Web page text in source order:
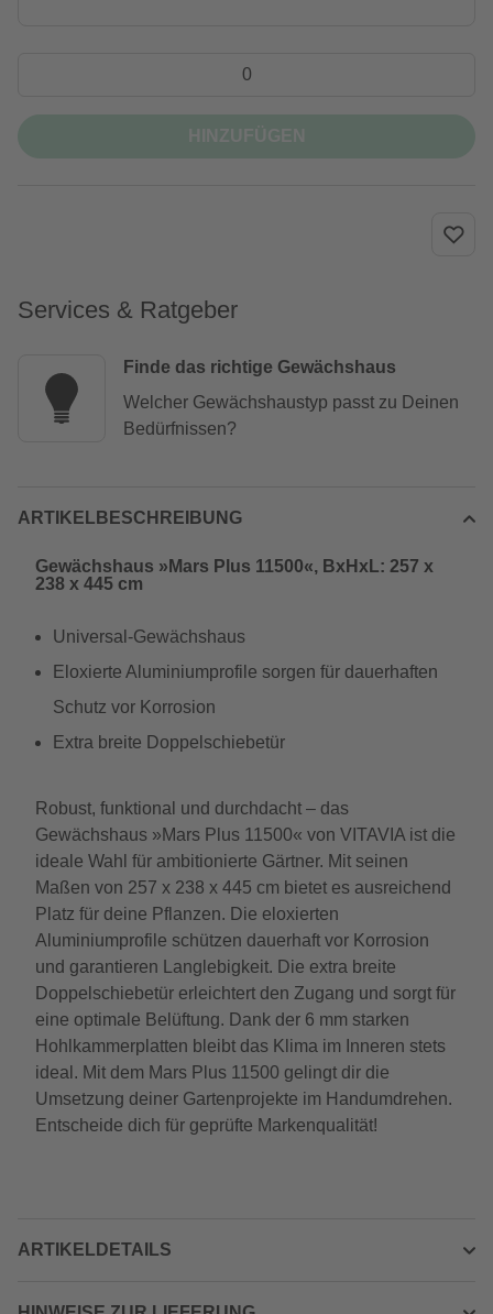
Services & Ratgeber
Finde das richtige Gewächshaus
Welcher Gewächshaustyp passt zu Deinen
Bedürfnissen?
ARTIKELBESCHREIBUNG
Gewächshaus »Mars Plus 11500«, BxHxL: 257 x
238 x 445 cm
Universal-Gewächshaus
Eloxierte Aluminiumprofile sorgen für dauerhaften
Schutz vor Korrosion
Extra breite Doppelschiebetür
Robust, funktional und durchdacht – das
Gewächshaus »Mars Plus 11500« von VITAVIA ist die
ideale Wahl für ambitionierte Gärtner. Mit seinen
Maßen von 257 x 238 x 445 cm bietet es ausreichend
Platz für deine Pflanzen. Die eloxierten
Aluminiumprofile schützen dauerhaft vor Korrosion
und garantieren Langlebigkeit. Die extra breite
Doppelschiebetür erleichtert den Zugang und sorgt für
eine optimale Belüftung. Dank der 6 mm starken
Hohlkammerplatten bleibt das Klima im Inneren stets
ideal. Mit dem Mars Plus 11500 gelingt dir die
Umsetzung deiner Gartenprojekte im Handumdrehen.
Entscheide dich für geprüfte Markenqualität!
ARTIKELDETAILS